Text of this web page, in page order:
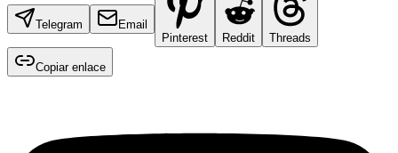
Telegram
Email
Pinterest
Reddit Threads
Copiar enlace